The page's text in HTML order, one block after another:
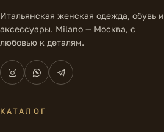
Итальянская женская одежда, обувь и
аксессуары. Milano — Москва, с
любовью к деталям.
КАТАЛОГ